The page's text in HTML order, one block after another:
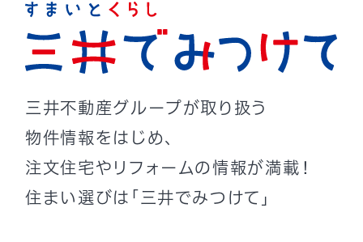
三井不動産グループが取り扱う
物件情報をはじめ、
注文住宅やリフォームの情報が満載！
住まい選びは「三井でみつけて」